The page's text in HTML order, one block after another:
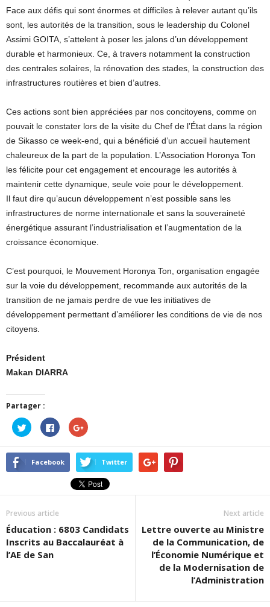
Face aux défis qui sont énormes et difficiles à relever autant qu’ils
sont, les autorités de la transition, sous le leadership du Colonel
Assimi GOITA, s’attelent à poser les jalons d’un développement
durable et harmonieux. Ce, à travers notamment la construction
des centrales solaires, la rénovation des stades, la construction des
infrastructures routières et bien d’autres.
Ces actions sont bien appréciées par nos concitoyens, comme on
pouvait le constater lors de la visite du Chef de l’État dans la région
de Sikasso ce week-end, qui a bénéficié d’un accueil hautement
chaleureux de la part de la population. L’Association Horonya Ton
les félicite pour cet engagement et encourage les autorités à
maintenir cette dynamique, seule voie pour le développement.
Il faut dire qu’aucun développement n’est possible sans les
infrastructures de norme internationale et sans la souveraineté
énergétique assurant l’industrialisation et l’augmentation de la
croissance économique.
C’est pourquoi, le Mouvement Horonya Ton, organisation engagée
sur la voie du développement, recommande aux autorités de la
transition de ne jamais perdre de vue les initiatives de
développement permettant d’améliorer les conditions de vie de nos
citoyens.
Président
Makan DIARRA
Partager :
Cliquez
pour
partager
sur
Twitter(ouvre
dans
Cliquez
pour
partager
sur
Facebook(ouvre
dans
nouvelle
fenêtre)
Cliquez
pour
sur
Google+
(ouvre
dans
une
nouvelle
fenêtre)
Facebook Twitter
Previous article
Éducation : 6803 Candidats
Inscrits au Baccalauréat à
l’AE de San
Next article
Lettre ouverte au Ministre
de la Communication, de
l’Économie Numérique et
de la Modernisation de
l’Administration